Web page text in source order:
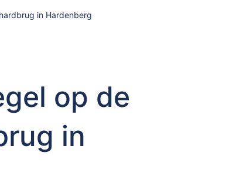
in Hardenberg
op de
in